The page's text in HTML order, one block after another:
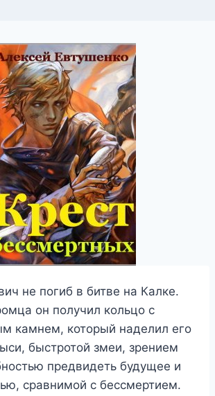
не погиб в битве на Калке.
он получил кольцо с
камнем, который наделил его
быстротой змеи, зрением
предвидеть будущее и
сравнимой с бессмертием.